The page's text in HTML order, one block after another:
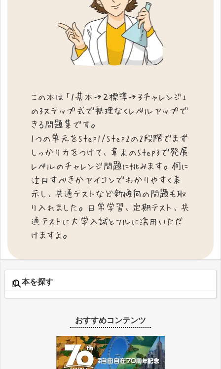
本を探す
おすすめコンテンツ
この本は「１基本→２標準→３チャレンジ」
の3ステップ式で無理なくレベルアップで
きる問題集です。
1つの単元をStep1/Step2の2段階でまず
しっかり力をつけて、章末のStep3で発展
レベルのチャレンジ問題に挑みます。何に
注目すべきかアイコンでわかりやすく表
示し、共通テストなど新傾向の問題も取
り入れました。日常学習、定期テスト、共
通テストに大学入試とフルに活用いただ
けますよ。